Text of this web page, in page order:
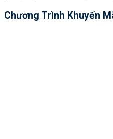
Chương Trình Khuyến